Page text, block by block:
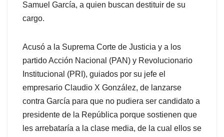
Samuel García, a quien buscan destituir de su
cargo.
Acusó a la Suprema Corte de Justicia y a los
partido Acción Nacional (PAN) y Revolucionario
Institucional (PRI), guiados por su jefe el
empresario Claudio X González, de lanzarse
contra García para que no pudiera ser candidato a
presidente de la República porque sostienen que
les arrebataría a la clase media, de la cual ellos se